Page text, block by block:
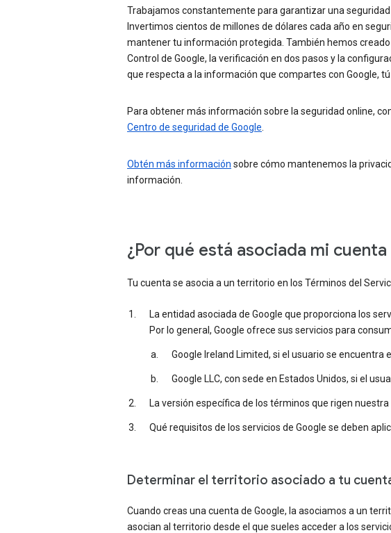
Trabajamos constantemente para garantizar una
Invertimos cientos de millones de dólares cada año en
mantener tu información protegida. También hemos
Control de Google, la verificación en dos pasos y la
que respecta a la información que compartes con Google, tú
Para obtener más información sobre la seguridad online,
Centro de seguridad de Google
Obtén más información sobre cómo mantenemos la
información.
¿Por qué está asociada mi
Tu cuenta se asocia a un territorio en los Términos del
La entidad asociada de Google que proporciona los
Por lo general, Google ofrece sus servicios para
Google Ireland Limited, si el usuario se encuentra
Google LLC, con sede en Estados Unidos, si el
La versión específica de los términos que rigen
Qué requisitos de los servicios de Google se deben
Determinar el territorio asociado a tu
Cuando creas una cuenta de Google, la asociamos a un
asocian al territorio desde el que sueles acceder a los